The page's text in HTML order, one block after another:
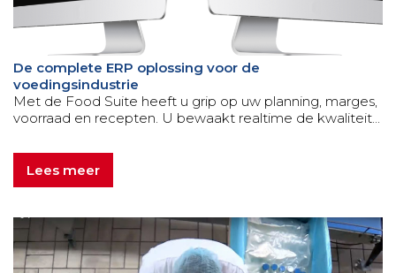
De complete ERP oplossing voor de
voedingsindustrie
Met de Food Suite heeft u grip op uw planning, marges,
voorraad en recepten. U bewaakt realtime de kwaliteit...
Lees meer